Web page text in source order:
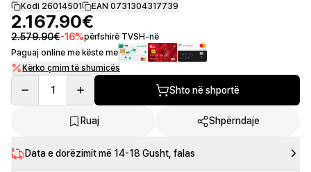
Kodi 26014501 EAN 0731304317739
2.167.90€
2.579.90€-16%përfshirë TVSH-në
Paguaj online me këste me
Kërko çmim të shumicës
1 Shto në shportë
Ruaj Shpërndaje
Data e dorëzimit më 14-18 Gusht , falas